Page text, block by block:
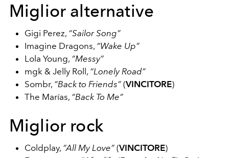
Miglior alternative
Gigi Perez, “Sailor Song”
Imagine Dragons, “Wake Up”
Lola Young, “Messy”
mgk & Jelly Roll, “Lonely Road”
Sombr, “Back to Friends” (VINCITORE)
The Marías, “Back To Me”
Miglior rock
Coldplay, “All My Love” (VINCITORE)